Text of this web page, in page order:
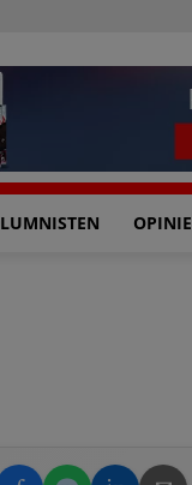
OPINIE